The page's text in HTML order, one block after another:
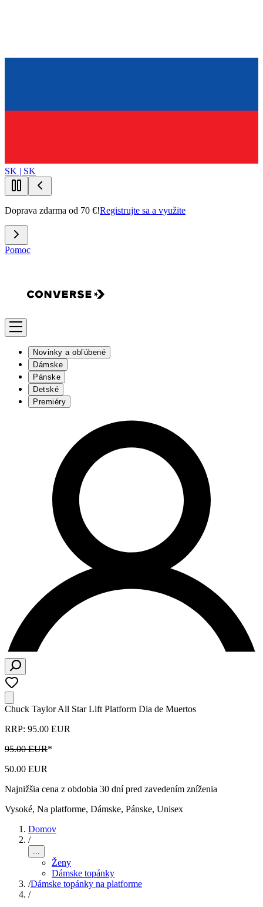
SK | SK
Doprava zdarma od 70 €!Registrujte sa a využite
Pomoc
Novinky a obľúbené
Dámske
Pánske
Detské
Premiéry
Chuck Taylor All Star Lift Platform Dia de Muertos
RRP: 95.00 EUR
95.00 EUR*
50.00 EUR
Najnižšia cena z obdobia 30 dní pred zavedením zníženia
Vysoké, Na platforme, Dámske, Pánske, Unisex
Domov
/
...
Ženy
Dámske topánky
/Dámske topánky na platforme
/